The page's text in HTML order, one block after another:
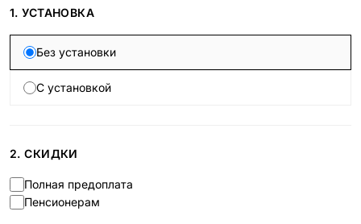
1. УСТАНОВКА
Без установки
С установкой
2. СКИДКИ
Полная предоплата
Пенсионерам